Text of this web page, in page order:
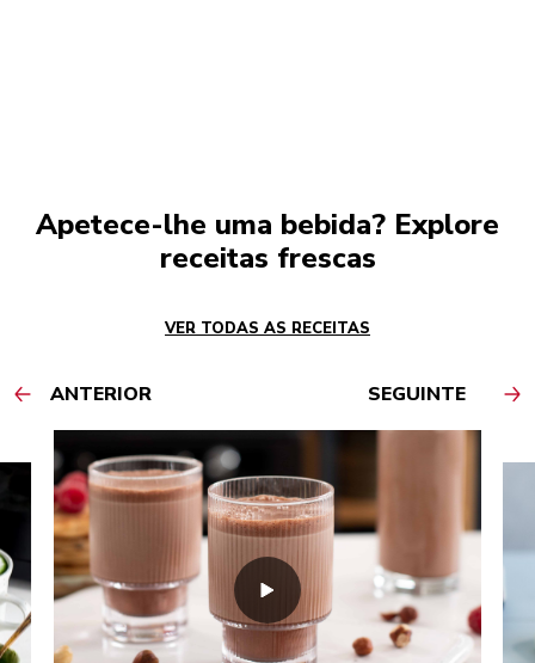
Apetece-lhe uma bebida? Explore
receitas frescas
VER TODAS AS RECEITAS
ANTERIOR SEGUINTE